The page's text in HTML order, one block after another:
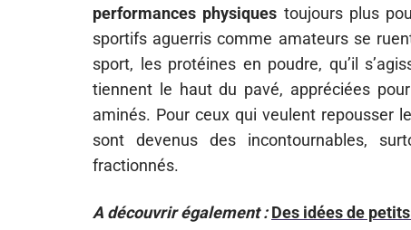
performances physiques toujours plus
sportifs aguerris comme amateurs se
sport, les protéines en poudre, qu’il
tiennent le haut du pavé, appréciées
aminés. Pour ceux qui veulent repousser
sont devenus des incontournables,
fractionnés.
A découvrir également : Des idées de